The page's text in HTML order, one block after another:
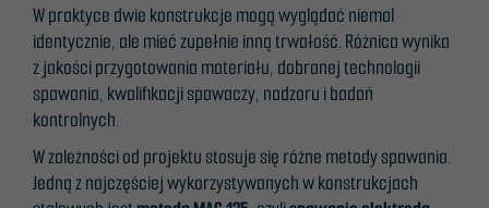
W praktyce dwie konstrukcje mogą wyglądać niemal
identycznie, ale mieć zupełnie inną trwałość. Różnica wynika
z jakości przygotowania materiału, dobranej technologii
spawania, kwalifikacji spawaczy, nadzoru i badań
kontrolnych.
W zależności od projektu stosuje się różne metody spawania.
Jedną z najczęściej wykorzystywanych w konstrukcjach